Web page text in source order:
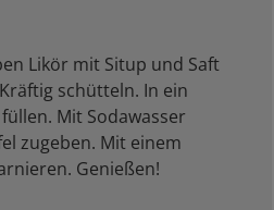
Likör mit Situp und Saft
schütteln. In ein
Mit Sodawasser
zugeben. Mit einem
Genießen!